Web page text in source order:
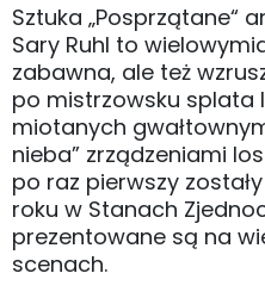
Sztuka „Posprzątane“
Sary Ruhl to
zabawna, ale też
po mistrzowsku splata
miotanych
nieba” zrządzeniami
po raz pierwszy
roku w Stanach
prezentowane są na
scenach.